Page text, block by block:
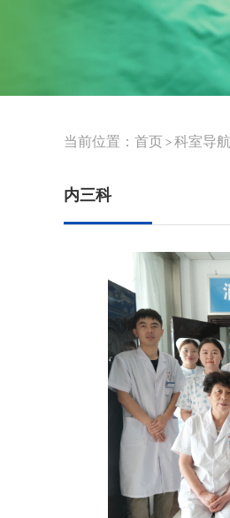
当前位置： 首页 > 科室导航
内三科